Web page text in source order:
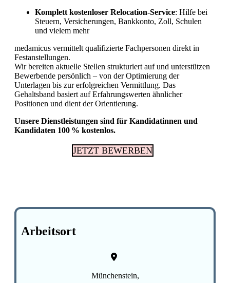
Komplett kostenloser Relocation-Service: Hilfe bei
Steuern, Versicherungen, Bankkonto, Zoll, Schulen
und vielem mehr
medamicus vermittelt qualifizierte Fachpersonen direkt in
Festanstellungen.
Wir bereiten aktuelle Stellen strukturiert auf und unterstützen
Bewerbende persönlich – von der Optimierung der
Unterlagen bis zur erfolgreichen Vermittlung. Das
Gehaltsband basiert auf Erfahrungswerten ähnlicher
Positionen und dient der Orientierung.
Unsere Dienstleistungen sind für Kandidatinnen und
Kandidaten 100 % kostenlos.
JETZT BEWERBEN
Arbeitsort
Münchenstein,